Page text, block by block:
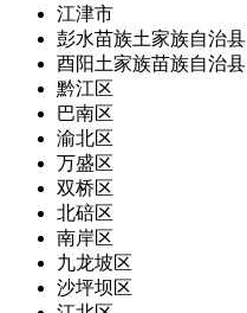
江津市
彭水苗族土家族自治县
酉阳土家族苗族自治县
黔江区
巴南区
渝北区
万盛区
双桥区
北碚区
南岸区
九龙坡区
沙坪坝区